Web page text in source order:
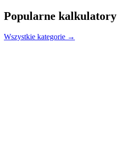
Popularne kalkulatory
Wszystkie kategorie →